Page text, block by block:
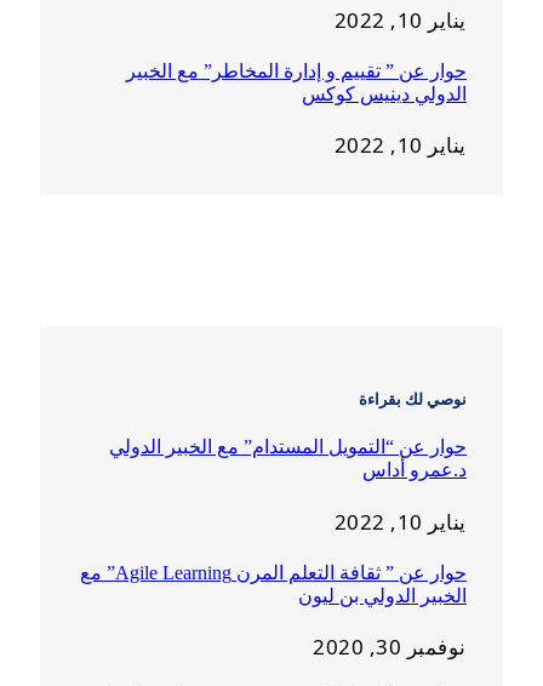
يناير 10, 2022
حوار عن ” تقييم و إدارة المخاطر” مع الخبير
الدولي دينيس كوكس
يناير 10, 2022
نوصي لك بقراءة
حوار عن “التمويل المستدام” مع الخبير الدولي
د.عمرو أداس
يناير 10, 2022
حوار عن ” ثقافة التعلم المرن Agile Learning” مع
الخبير الدولي بن ليون
نوفمبر 30, 2020